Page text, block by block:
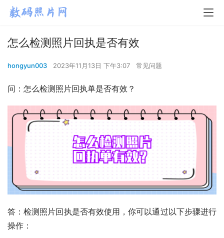
怎么检测照片回执是否有效
hongyun003 2023年11月13日 下午3:07 常见问题
问：怎么检测照片回执单是否有效？
答：检测照片回执是否有效使用，你可以通过以下步骤进行
操作：